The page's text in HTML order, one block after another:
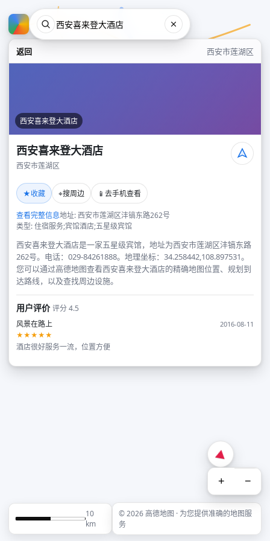
返回 西安市莲湖区
西安喜来登大酒店
西安喜来登大酒店
西安市莲湖区
★收藏 ⌖搜周边 📱 去手机查看
查看完整信息地址: 西安市莲湖区沣镐东路262号
类型: 住宿服务;宾馆酒店;五星级宾馆
西安喜来登大酒店是一家五星级宾馆，地址为西安市莲湖区沣镐东路
262号。电话：029-84261888。地理坐标：34.258442,108.897531。
您可以通过高德地图查看西安喜来登大酒店的精确地图位置、规划到
达路线，以及查找周边设施。
用户评价评分 4.5
风景在路上
2016-08-11
★★★★★
酒店很好服务一流，位置方便
+ −
10
km
© 2026 高德地图 · 为您提供准确的地图服
务